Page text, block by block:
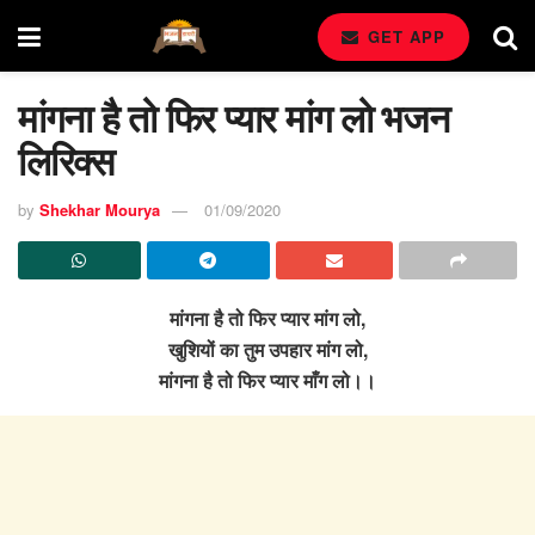
GET APP
मांगना है तो फिर प्यार मांग लो भजन
लिरिक्स
by Shekhar Mourya 01/09/2020
मांगना है तो फिर प्यार मांग लो,
खुशियों का तुम उपहार मांग लो,
मांगना है तो फिर प्यार माँग लो।।